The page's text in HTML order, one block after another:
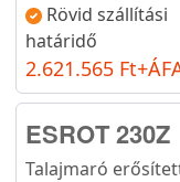
Rövid szállítási
határidő
2.621.565
ESROT 230Z
Talajmaró